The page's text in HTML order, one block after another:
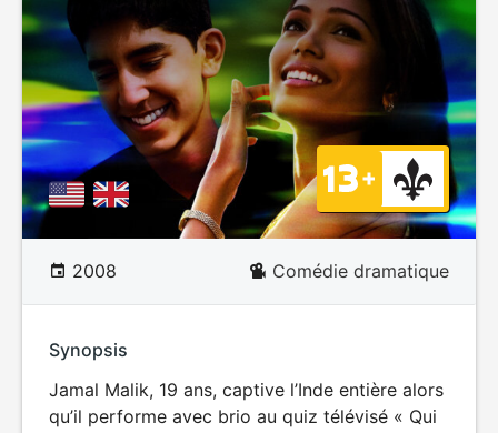
2008 Comédie dramatique
Synopsis
Jamal Malik, 19 ans, captive l’Inde entière alors
qu’il performe avec brio au quiz télévisé « Qui